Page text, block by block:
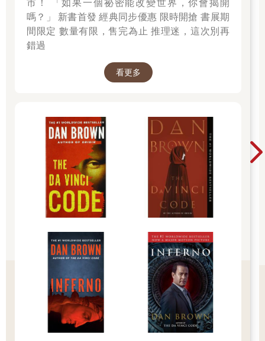
注意到鐘思喬不善的眼神，溫以凡坐直了點，強調一句：「就，
說不定。」
鐘思喬哼了一聲。
兩人有一搭沒一搭地聊了一陣子。
鐘思喬提起中午的事情：「對了，我今天遇到的是我高一的副班
長。他大學也念南蕪大學，好像還跟桑延同一間宿舍，不過我沒
「說起來，妳還記得──」說著，鐘思喬的視線隨意一瞥，忽地定
向吧台，「欸，妳看十點鐘方向，是不是『墮落街紅牌』來
同時，溫以凡聽到有個人喊了一聲「延哥」，她順著望過去。
不知從什麼時候開始，調酒師的旁邊站了個男人。
酒吧內光線昏沉。他半倚在桌沿，整個人背對吧台，腦袋稍側，
像是在跟調酒師說話。穿了一件純黑色的風衣，身材挺直而又高
大，此時微微弓著身子，也比旁邊的調酒師高出一節。眼眸漆
黑，唇角淡淡揚起，略顯玩世不恭。
頭上的彩色霓虹燈轉過來，落下幾道痕跡在他臉上。溫以凡也在
這瞬間認出他來。
「不會吧？」大概是跟她有一樣的發現，鐘思喬語調揚起，十分
「怎麼我一提起他就看見人了？妳還記得他嗎？妳轉學之前，他
還追過妳……」
聽到這句話，溫以凡的睫毛顫動了一下。
市！ 「如果一個祕密能改變世界，你會揭開
嗎？」 新書首發 經典同步優惠 限時開搶 書展期
間限定 數量有限，售完為止 推理迷，這次別再
錯過
看更多